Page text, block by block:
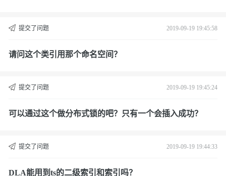
提交了问题 2019-09-19 19:45:58
请问这个类引用那个命名空间？
提交了问题 2019-09-19 19:45:24
可以通过这个做分布式锁的吧？只有一个会插入成功？
提交了问题 2019-09-19 19:44:33
DLA能用到ts的二级索引和索引吗？